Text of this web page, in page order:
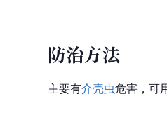
防治方法
主要有介壳虫危害，可